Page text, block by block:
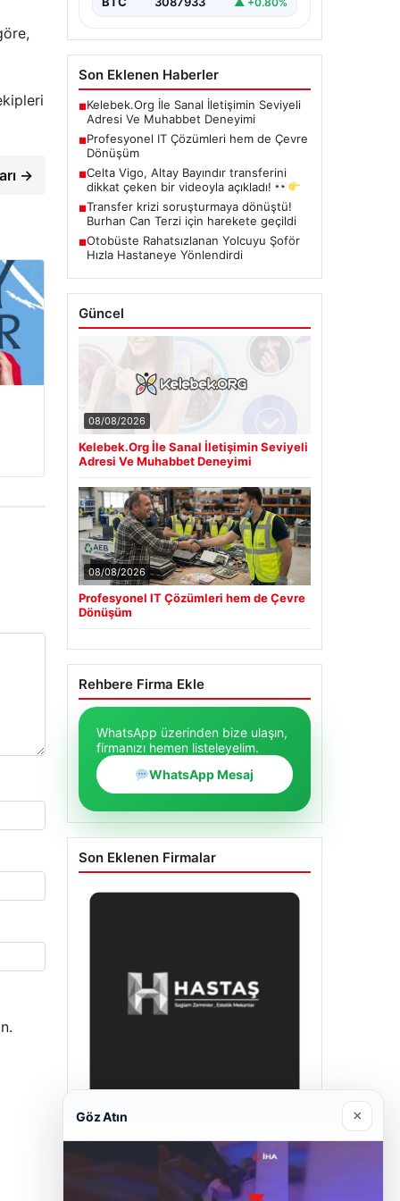
→
Son Eklenen Haberler
■Kelebek.Org İle Sanal İletişimin Seviyeli
Adresi Ve Muhabbet Deneyimi
■Profesyonel IT Çözümleri hem de Çevre
Dönüşüm
■Celta Vigo, Altay Bayındır transferini
dikkat çeken bir videoyla açıkladı!
■Transfer krizi soruşturmaya dönüştü!
Burhan Can Terzi için harekete geçildi
■Otobüste Rahatsızlanan Yolcuyu Şoför
Hızla Hastaneye Yönlendirdi
Güncel
08/08/2026
Kelebek.Org İle Sanal İletişimin Seviyeli
Adresi Ve Muhabbet Deneyimi
08/08/2026
Profesyonel IT Çözümleri hem de Çevre
Dönüşüm
Rehbere Firma Ekle
WhatsApp üzerinden bize ulaşın,
firmanızı hemen listeleyelim.
WhatsApp Mesaj
Son Eklenen Firmalar
Göz Atın ×